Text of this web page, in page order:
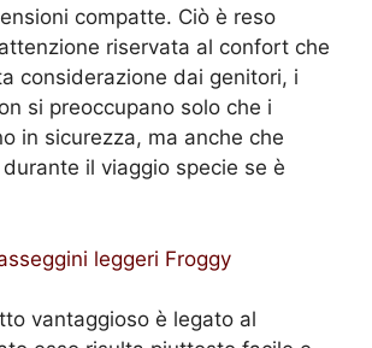
compatte. Ciò è reso
riservata al confort che
considerazione dai genitori, i
si preoccupano solo che i
in sicurezza, ma anche che
il viaggio specie se è
vantaggioso è legato al